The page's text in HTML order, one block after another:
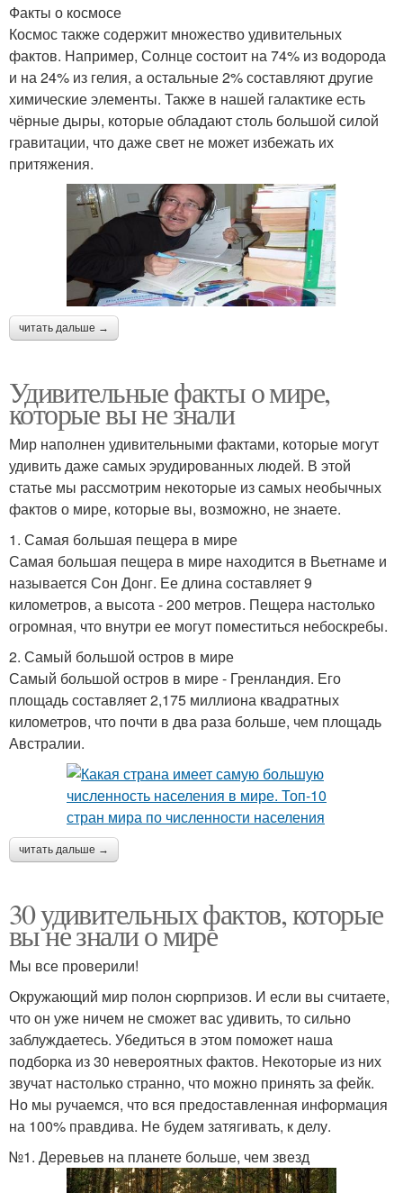
Факты о космосе
Космос также содержит множество удивительных
фактов. Например, Солнце состоит на 74% из водорода
и на 24% из гелия, а остальные 2% составляют другие
химические элементы. Также в нашей галактике есть
чёрные дыры, которые обладают столь большой силой
гравитации, что даже свет не может избежать их
притяжения.
читать дальше →
Удивительные факты о мире,
которые вы не знали
Мир наполнен удивительными фактами, которые могут
удивить даже самых эрудированных людей. В этой
статье мы рассмотрим некоторые из самых необычных
фактов о мире, которые вы, возможно, не знаете.
1. Самая большая пещера в мире
Самая большая пещера в мире находится в Вьетнаме и
называется Сон Донг. Ее длина составляет 9
километров, а высота - 200 метров. Пещера настолько
огромная, что внутри ее могут поместиться небоскребы.
2. Самый большой остров в мире
Самый большой остров в мире - Гренландия. Его
площадь составляет 2,175 миллиона квадратных
километров, что почти в два раза больше, чем площадь
Австралии.
читать дальше →
30 удивительных фактов, которые
вы не знали о мире
Мы все проверили!
Окружающий мир полон сюрпризов. И если вы считаете,
что он уже ничем не сможет вас удивить, то сильно
заблуждаетесь. Убедиться в этом поможет наша
подборка из 30 невероятных фактов. Некоторые из них
звучат настолько странно, что можно принять за фейк.
Но мы ручаемся, что вся предоставленная информация
на 100% правдива. Не будем затягивать, к делу.
№1. Деревьев на планете больше, чем звезд